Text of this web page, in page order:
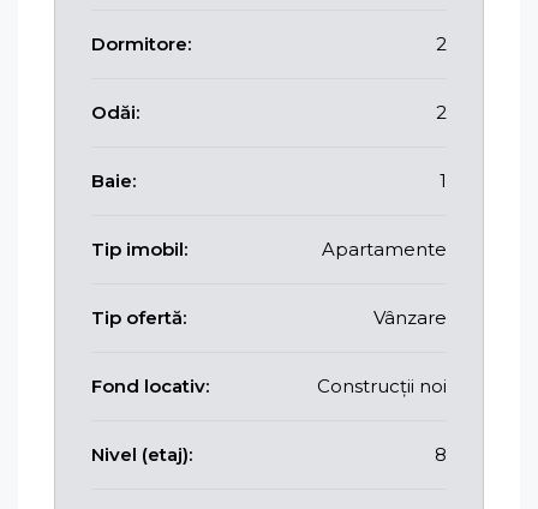
Dormitore: 2
Odăi: 2
Baie: 1
Tip imobil: Apartamente
Tip ofertă: Vânzare
Fond locativ: Construcții noi
Nivel (etaj): 8